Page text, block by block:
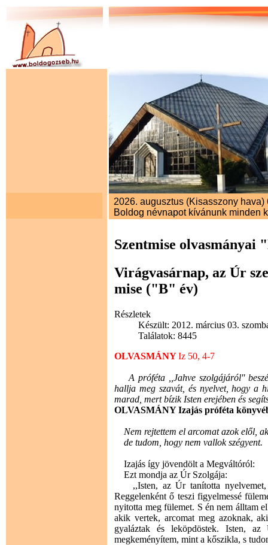
2026. augusztus (Kisasszony hava)
Boldog névnapot kívánunk minden
Szentmise olvasmányai
Virágvasárnap, az Úr
mise ("B" év)
Részletek
Készült: 2012. március 03.
Találatok: 8445
OLVASMÁNYIz 50, 4-7
A próféta ,,Jahve szolgájáról''
hallja meg szavát, és nyelvet, hogy a
marad, mert bízik Isten erejében és
OLVASMÁNY Izajás próféta
Nem rejtettem el arcomat azok elől,
de tudom, hogy nem vallok szégyent.
Izajás így jövendölt a Megváltóról:
Ezt mondja az Úr Szolgája:
,,Isten, az Úr tanította nyelvemet,
Reggelenként ő teszi figyelmessé
nyitotta meg fülemet. S én nem álltam
akik vertek, arcomat meg azoknak,
gyaláztak és leköpdöstek. Isten,
megkeményítem, mint a kőszikla, s